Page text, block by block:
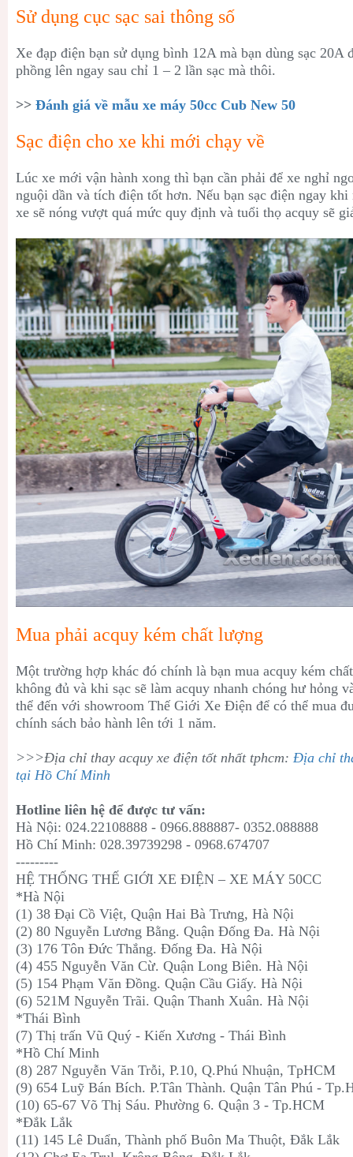
Sử dụng cục sạc sai thông số
Xe đạp điện bạn sử dụng bình 12A mà bạn dùng sạc 20A
phồng lên ngay sau chỉ 1 – 2 lần sạc mà thôi.
>> Đánh giá về mẫu xe máy 50cc Cub New 50
Sạc điện cho xe khi mới chạy về
Lúc xe mới vận hành xong thì bạn cần phải để xe nghỉ
nguội dần và tích điện tốt hơn. Nếu bạn sạc điện ngay
xe sẽ nóng vượt quá mức quy định và tuổi thọ acquy sẽ
Mua phải acquy kém chất lượng
Một trường hợp khác đó chính là bạn mua acquy kém
không đủ và khi sạc sẽ làm acquy nhanh chóng hư hỏng
thể đến với showroom Thế Giới Xe Điện để có thể mua
chính sách bảo hành lên tới 1 năm.
>>>Địa chỉ thay acquy xe điện tốt nhất tphcm: Địa chỉ
tại Hồ Chí Minh
Hotline liên hệ để được tư vấn:
Hà Nội: 024.22108888 - 0966.888887- 0352.088888
Hồ Chí Minh: 028.39739298 - 0968.674707
---------
HỆ THỐNG THẾ GIỚI XE ĐIỆN – XE MÁY 50CC
*Hà Nội
(1) 38 Đại Cồ Việt, Quận Hai Bà Trưng, Hà Nội
(2) 80 Nguyễn Lương Bằng. Quận Đống Đa. Hà Nội
(3) 176 Tôn Đức Thắng. Đống Đa. Hà Nội
(4) 455 Nguyễn Văn Cừ. Quận Long Biên. Hà Nội
(5) 154 Phạm Văn Đồng. Quận Cầu Giấy. Hà Nội
(6) 521M Nguyễn Trãi. Quận Thanh Xuân. Hà Nội
*Thái Bình
(7) Thị trấn Vũ Quý - Kiến Xương - Thái Bình
*Hồ Chí Minh
(8) 287 Nguyễn Văn Trỗi, P.10, Q.Phú Nhuận, TpHCM
(9) 654 Luỹ Bán Bích. P.Tân Thành. Quận Tân Phú -
(10) 65-67 Võ Thị Sáu. Phường 6. Quận 3 - Tp.HCM
*Đắk Lắk
(11) 145 Lê Duẩn, Thành phố Buôn Ma Thuột, Đắk Lắk